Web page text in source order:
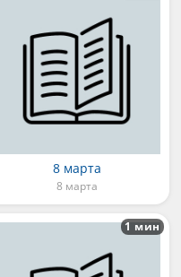
8 марта
8 марта
1 мин